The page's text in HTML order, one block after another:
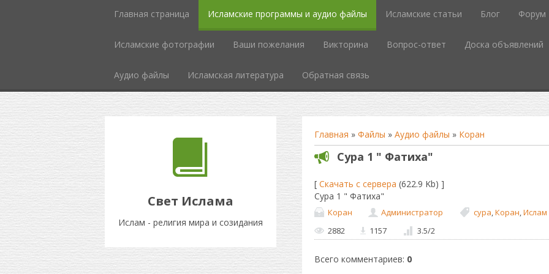
Главная страница Исламские программы и аудио файлы Исламские статьи Блог Форум
Исламcкие фотографии Ваши пожелания Викторина Вопрос-ответ Доска объявлений
Аудио файлы Исламская литература Обратная связь
Свет Ислама
Ислам - религия мира и созидания
Главная » Файлы » Аудио файлы » Коран
Сура 1 " Фатиха"
[ Скачать с сервера (622.9 Kb) ]
Сура 1 " Фатиха"
Коран Администратор сура Коран Ислам
2882
1157 3.5/2
Всего комментариев: 0